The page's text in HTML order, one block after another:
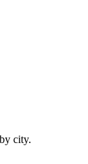
city.